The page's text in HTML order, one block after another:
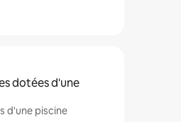
dotées d'une
d'une piscine